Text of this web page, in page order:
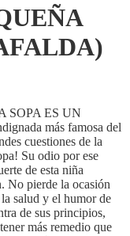
SOPA ES UN
más famosa del
cuestiones de la
Su odio por ese
de esta niña
No pierde la ocasión
salud y el humor de
de sus principios,
más remedio que